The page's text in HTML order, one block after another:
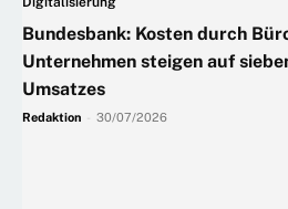
Bundesbank: Kosten durch
Unternehmen steigen auf
Umsatzes
Redaktion 30/07/2026